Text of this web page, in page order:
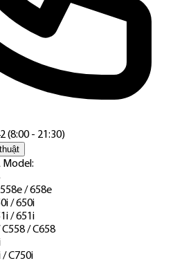
(8:00 - 21:30)
Model:
/ 658e
/ 650i
/ 651i
/ C658
/ C750i